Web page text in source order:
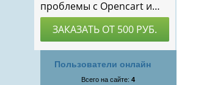
Пользователи онлайн
Всего на сайте:4